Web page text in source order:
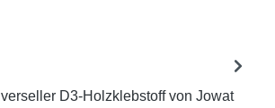
D3-Holzklebstoff von Jowat